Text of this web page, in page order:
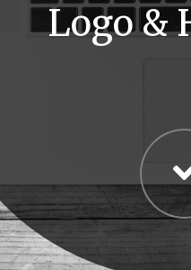
Logo &